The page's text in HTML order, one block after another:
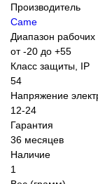
Производитель
Came
Диапазон
от -20 до +55
Класс защиты, IP
54
Напряжение
12-24
Гарантия
36 месяцев
Наличие
1